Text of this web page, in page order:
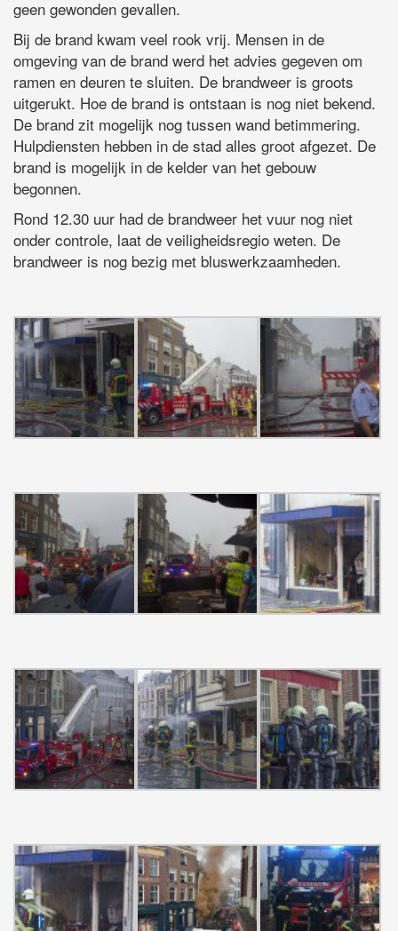
geen gewonden gevallen.
Bij de brand kwam veel rook vrij. Mensen in de
omgeving van de brand werd het advies gegeven om
ramen en deuren te sluiten. De brandweer is groots
uitgerukt. Hoe de brand is ontstaan is nog niet bekend.
De brand zit mogelijk nog tussen wand betimmering.
Hulpdiensten hebben in de stad alles groot afgezet. De
brand is mogelijk in de kelder van het gebouw
begonnen.
Rond 12.30 uur had de brandweer het vuur nog niet
onder controle, laat de veiligheidsregio weten. De
brandweer is nog bezig met bluswerkzaamheden.